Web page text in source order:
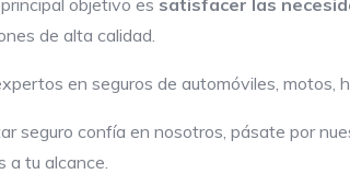
objetivo es satisfacer las
de alta calidad.
en seguros de automóviles, motos,
seguro confía en nosotros, pásate por
a tu alcance.